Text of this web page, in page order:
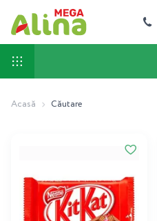
Acasă Căutare